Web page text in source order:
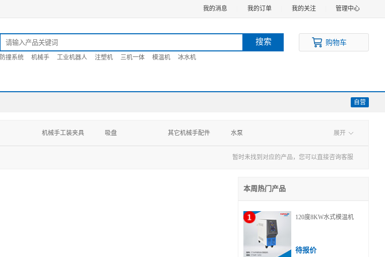
我的消息 我的订单 我的关注 管理中心
购物车
搜索
防撞系统 机械手 工业机器人 注塑机 三机一体 模温机 冰水机
自营
机械手工装夹具 吸盘 其它机械手配件 水泵
压缩机 控制板 其它塑机辅机配件
展开
暂时未找到对应的产品，您可以直接咨询客服
本周热门产品
120度8KW水式模温机
待报价